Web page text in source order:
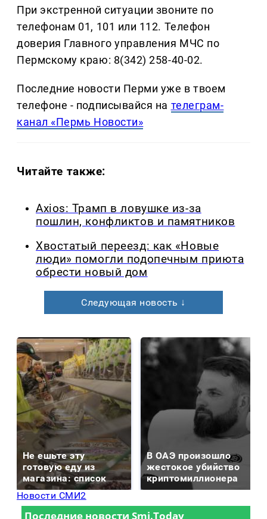
При экстренной ситуации звоните по
телефонам 01, 101 или 112. Телефон
доверия Главного управления МЧС по
Пермскому краю: 8(342) 258-40-02.
Последние новости Перми уже в твоем
телефоне - подписывайся на телеграм-
канал «Пермь Новости»
Читайте также:
Axios: Трамп в ловушке из-за
пошлин, конфликтов и памятников
Хвостатый переезд: как «Новые
люди» помогли подопечным приюта
обрести новый дом
Следующая новость ↓
Не ешьте эту
готовую еду из
магазина: список
В ОАЭ произошло
жестокое убийство
криптомиллионера
Новости СМИ2